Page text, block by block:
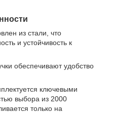
из стали, что
и устойчивость к
обеспечивают удобство
ключевыми
выбора из 2000
только на